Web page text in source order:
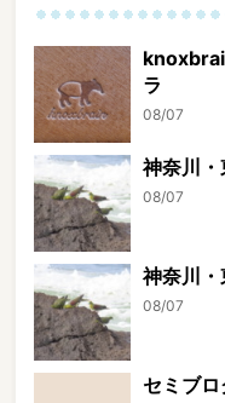
ラ
08/07
神奈川
08/07
神奈川
08/07
セミブ